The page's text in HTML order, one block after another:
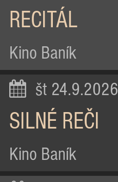
RECITÁL
Kino Baník
št 24.9.2026
SILNÉ REČI
Kino Baník